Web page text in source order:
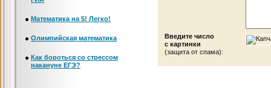
Введите число
с картинки
(защита от спама):
Математика на 5! Легко!
Олимпийская математика
Как бороться со стрессом
накануне ЕГЭ?